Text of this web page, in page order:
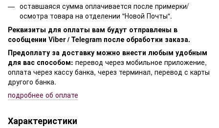
оставшаяся сумма оплачивается после примерки/
осмотра товара на отделении "Новой Почты".
Реквизиты для оплаты вам будут отправлены в
сообщении Viber / Telegram после обработки заказа.
Предоплату за доставку можно внести любым удобным
для вас способом: перевод через мобильное приложение,
оплата через кассу банка, через терминал, перевод с карты
другого банка.
подробнее об оплате
Характеристики